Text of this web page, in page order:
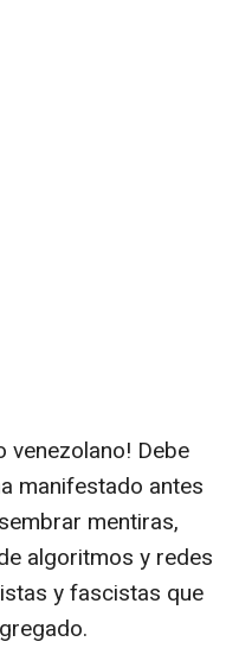
venezolano! Debe
manifestado antes
mentiras,
algoritmos y redes
y fascistas que